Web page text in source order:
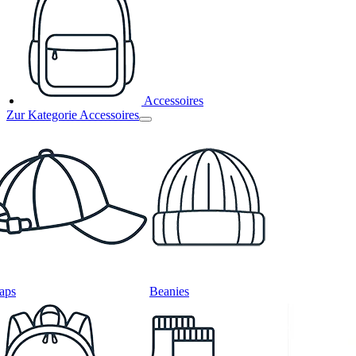
Accessoires
Zur Kategorie Accessoires
Beanies